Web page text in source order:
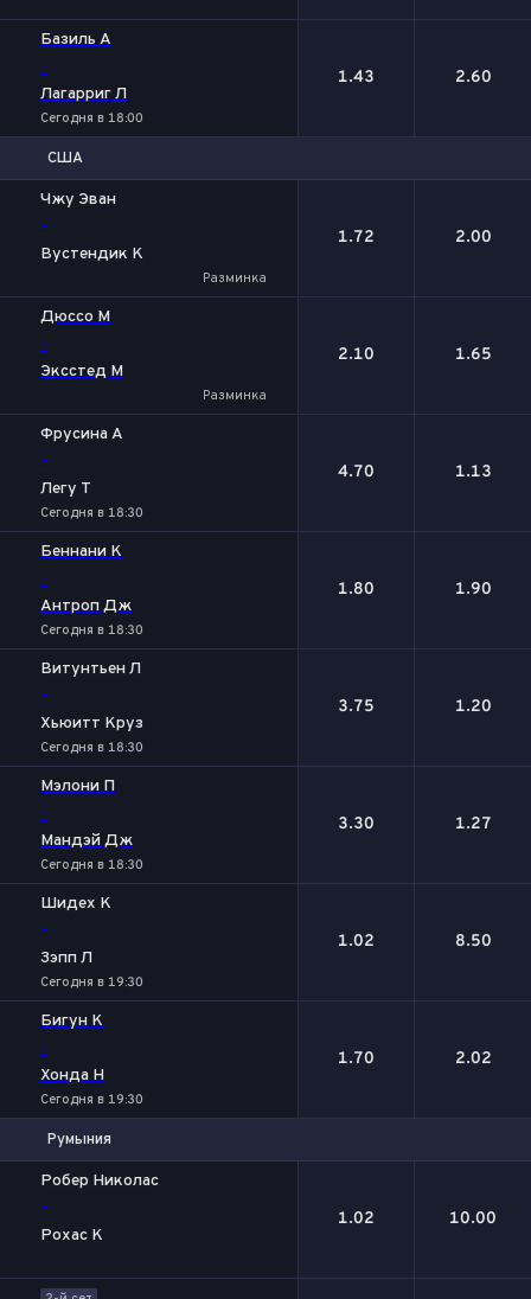
Базиль А
-
Лагарриг Л
Сегодня в 18:00
1.43 2.60
США
Чжу Эван
-
Вустендик К
Разминка
1.72 2.00
Дюссо М
-
Эксстед М
Разминка
2.10 1.65
Фрусина А
-
Легу Т
Сегодня в 18:30
4.70 1.13
Беннани К
-
Антроп Дж
Сегодня в 18:30
1.80 1.90
Витунтьен Л
-
Хьюитт Круз
Сегодня в 18:30
3.75 1.20
Мэлони П
-
Мандэй Дж
Сегодня в 18:30
3.30 1.27
Шидех К
-
Зэпп Л
Сегодня в 19:30
1.02 8.50
Бигун К
-
Хонда Н
Сегодня в 19:30
1.70 2.02
Румыния
Робер Николас
-
Рохас К
1.02 10.00